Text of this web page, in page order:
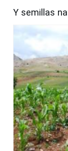
Y semillas